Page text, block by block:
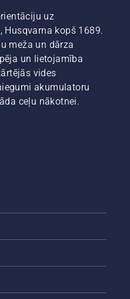
uz
kopš 1689.
meža un dārza
un lietojamība
vides
akumulatoru
ceļu nākotnei.